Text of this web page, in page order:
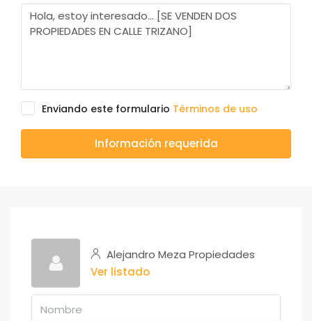
Enviando este formulario Términos de uso
Información requerida
Alejandro Meza Propiedades
Ver listado